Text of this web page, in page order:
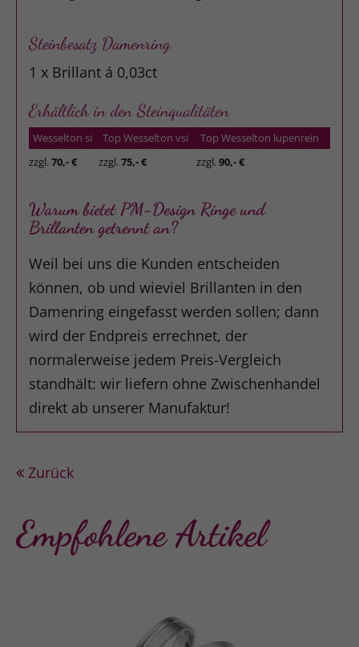
Steinbesatz Damenring
1 x Brillant á 0,03ct
Erhältlich in den Steinqualitäten
Wesselton si Top Wesselton vsi
Top Wesselton lupenrein
zzgl.70,- € zzgl.75,- € zzgl.90,- €
Warum bietet PM-Design Ringe und
Brillanten getrennt an?
Weil bei uns die Kunden entscheiden
können, ob und wieviel Brillanten in den
Damenring eingefasst werden sollen; dann
wird der Endpreis errechnet, der
normalerweise jedem Preis-Vergleich
standhält: wir liefern ohne Zwischenhandel
direkt ab unserer Manufaktur!
Zurück
Empfohlene Artikel